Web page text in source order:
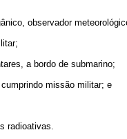
observador
a bordo de submarino;
missão militar; e
radioativas.